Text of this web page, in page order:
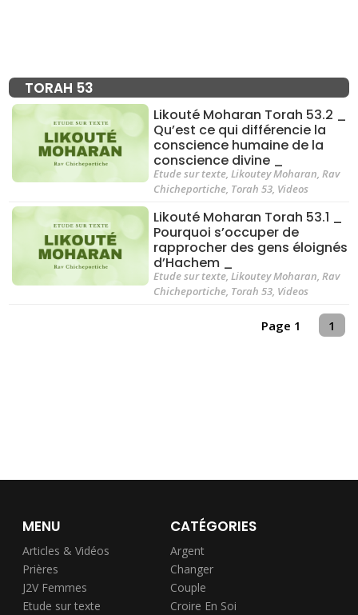
TORAH 53
Likouté Moharan Torah 53.2 _
Qu’est ce qui différencie la
conscience humaine de la
conscience divine _
Etude sur texte,Likoutey Moharan,Rav
Chicheportiche, Torah 53, Videos
Likouté Moharan Torah 53.1 _
Pourquoi s’occuper de
rapprocher des gens éloignés
d’Hachem _
Etude sur texte,Likoutey Moharan,Rav
Chicheportiche, Torah 53, Videos
Page 1 1
MENU
Articles & Vidéos
Prières
J2V Femmes
Etude sur texte
CATÉGORIES
Argent
Changer
Couple
Croire En Soi